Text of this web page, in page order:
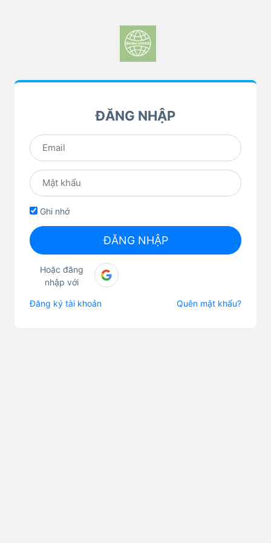
ĐĂNG NHẬP
Ghi nhớ
ĐĂNG NHẬP
Hoặc đăng
nhập với
Đăng ký tài khoản Quên mật khẩu?